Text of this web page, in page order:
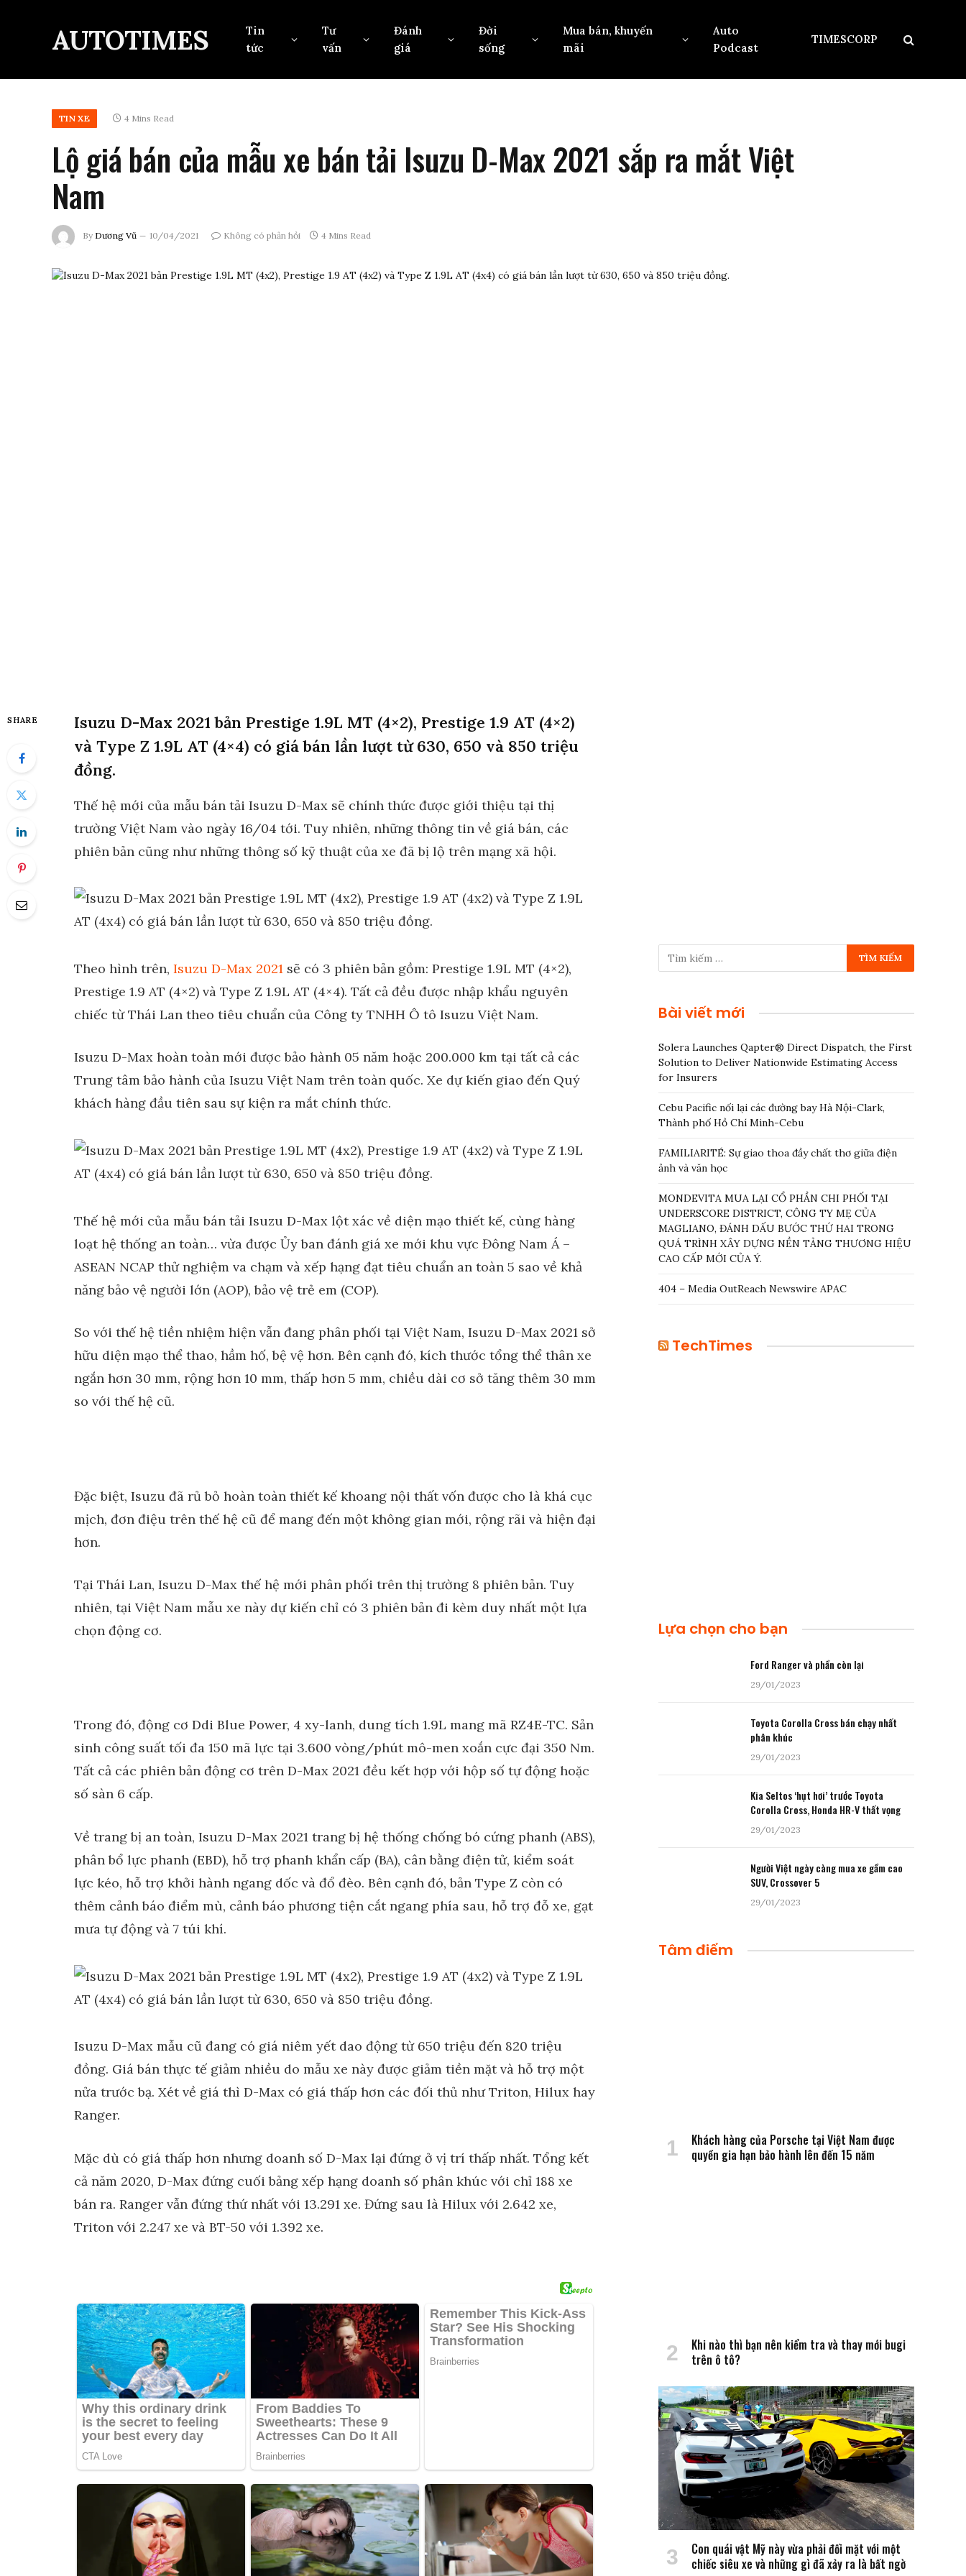
AUTOTIMES
Tin
tức
Tư
vấn
Đánh
giá
Đời
sống
Mua bán, khuyến
mãi
Auto
Podcast
TIMESCORP
TIN XE 4 Mins Read
Lộ giá bán của mẫu xe bán tải Isuzu D-Max 2021 sắp ra mắt Việt
Nam
By Dương Vũ 10/04/2021 Không có phản hồi 4 Mins Read
SHARE
Isuzu D-Max 2021 bản Prestige 1.9L MT (4×2), Prestige 1.9 AT (4×2)
và Type Z 1.9L AT (4×4) có giá bán lần lượt từ 630, 650 và 850 triệu
đồng.
Thế hệ mới của mẫu bán tải Isuzu D-Max sẽ chính thức được giới thiệu tại thị
trường Việt Nam vào ngày 16/04 tới. Tuy nhiên, những thông tin về giá bán, các
phiên bản cũng như những thông số kỹ thuật của xe đã bị lộ trên mạng xã hội.
Theo hình trên, Isuzu D-Max 2021 sẽ có 3 phiên bản gồm: Prestige 1.9L MT (4×2),
Prestige 1.9 AT (4×2) và Type Z 1.9L AT (4×4). Tất cả đều được nhập khẩu nguyên
chiếc từ Thái Lan theo tiêu chuẩn của Công ty TNHH Ô tô Isuzu Việt Nam.
Isuzu D-Max hoàn toàn mới được bảo hành 05 năm hoặc 200.000 km tại tất cả các
Trung tâm bảo hành của Isuzu Việt Nam trên toàn quốc. Xe dự kiến giao đến Quý
khách hàng đầu tiên sau sự kiện ra mắt chính thức.
Thế hệ mới của mẫu bán tải Isuzu D-Max lột xác về diện mạo thiết kế, cùng hàng
loạt hệ thống an toàn… vừa được Ủy ban đánh giá xe mới khu vực Đông Nam Á –
ASEAN NCAP thử nghiệm va chạm và xếp hạng đạt tiêu chuẩn an toàn 5 sao về khả
năng bảo vệ người lớn (AOP), bảo vệ trẻ em (COP).
So với thế hệ tiền nhiệm hiện vẫn đang phân phối tại Việt Nam, Isuzu D-Max 2021 sở
hữu diện mạo thể thao, hầm hố, bệ vệ hơn. Bên cạnh đó, kích thước tổng thể thân xe
ngắn hơn 30 mm, rộng hơn 10 mm, thấp hơn 5 mm, chiều dài cơ sở tăng thêm 30 mm
so với thế hệ cũ.
Đặc biệt, Isuzu đã rủ bỏ hoàn toàn thiết kế khoang nội thất vốn được cho là khá cục
mịch, đơn điệu trên thế hệ cũ để mang đến một không gian mới, rộng rãi và hiện đại
hơn.
Tại Thái Lan, Isuzu D-Max thế hệ mới phân phối trên thị trường 8 phiên bản. Tuy
nhiên, tại Việt Nam mẫu xe này dự kiến chỉ có 3 phiên bản đi kèm duy nhất một lựa
chọn động cơ.
Trong đó, động cơ Ddi Blue Power, 4 xy-lanh, dung tích 1.9L mang mã RZ4E-TC. Sản
sinh công suất tối đa 150 mã lực tại 3.600 vòng/phút mô-men xoắn cực đại 350 Nm.
Tất cả các phiên bản động cơ trên D-Max 2021 đều kết hợp với hộp số tự động hoặc
số sàn 6 cấp.
Về trang bị an toàn, Isuzu D-Max 2021 trang bị hệ thống chống bó cứng phanh (ABS),
phân bổ lực phanh (EBD), hỗ trợ phanh khẩn cấp (BA), cân bằng điện tử, kiểm soát
lực kéo, hỗ trợ khởi hành ngang dốc và đổ đèo. Bên cạnh đó, bản Type Z còn có
thêm cảnh báo điểm mù, cảnh báo phương tiện cắt ngang phía sau, hỗ trợ đỗ xe, gạt
mưa tự động và 7 túi khí.
Isuzu D-Max mẫu cũ đang có giá niêm yết dao động từ 650 triệu đến 820 triệu
đồng. Giá bán thực tế giảm nhiều do mẫu xe này được giảm tiền mặt và hỗ trợ một
nửa trước bạ. Xét về giá thì D-Max có giá thấp hơn các đối thủ như Triton, Hilux hay
Ranger.
Mặc dù có giá thấp hơn nhưng doanh số D-Max lại đứng ở vị trí thấp nhất. Tổng kết
cả năm 2020, D-Max đứng cuối bảng xếp hạng doanh số phân khúc với chỉ 188 xe
bán ra. Ranger vẫn đứng thứ nhất với 13.291 xe. Đứng sau là Hilux với 2.642 xe,
Triton với 2.247 xe và BT-50 với 1.392 xe.
Bài viết mới
Solera Launches Qapter® Direct Dispatch, the First
Solution to Deliver Nationwide Estimating Access
for Insurers
Cebu Pacific nối lại các đường bay Hà Nội-Clark,
Thành phố Hồ Chí Minh-Cebu
FAMILIARITÉ: Sự giao thoa đầy chất thơ giữa điện
ảnh và văn học
MONDEVITA MUA LẠI CỔ PHẦN CHI PHỐI TẠI
UNDERSCORE DISTRICT, CÔNG TY MẸ CỦA
MAGLIANO, ĐÁNH DẤU BƯỚC THỨ HAI TRONG
QUÁ TRÌNH XÂY DỰNG NỀN TẢNG THƯƠNG HIỆU
CAO CẤP MỚI CỦA Ý.
404 – Media OutReach Newswire APAC
TechTimes
Lựa chọn cho bạn
Ford Ranger và phần còn lại
29/01/2023
Toyota Corolla Cross bán chạy nhất
phân khúc
29/01/2023
Kia Seltos ‘hụt hơi’ trước Toyota
Corolla Cross, Honda HR-V thất vọng
29/01/2023
Người Việt ngày càng mua xe gầm cao
SUV, Crossover 5
29/01/2023
Tâm điểm
Khách hàng của Porsche tại Việt Nam được
quyền gia hạn bảo hành lên đến 15 năm
Khi nào thì bạn nên kiểm tra và thay mới bugi
trên ô tô?
Con quái vật Mỹ này vừa phải đối mặt với một
chiếc siêu xe và những gì đã xảy ra là bất ngờ